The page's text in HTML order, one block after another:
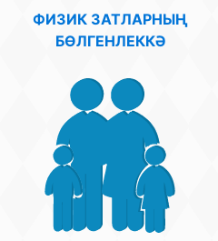
ФИЗИК ЗАТЛАРНЫҢ
БӨЛГЕНЛЕККӘ